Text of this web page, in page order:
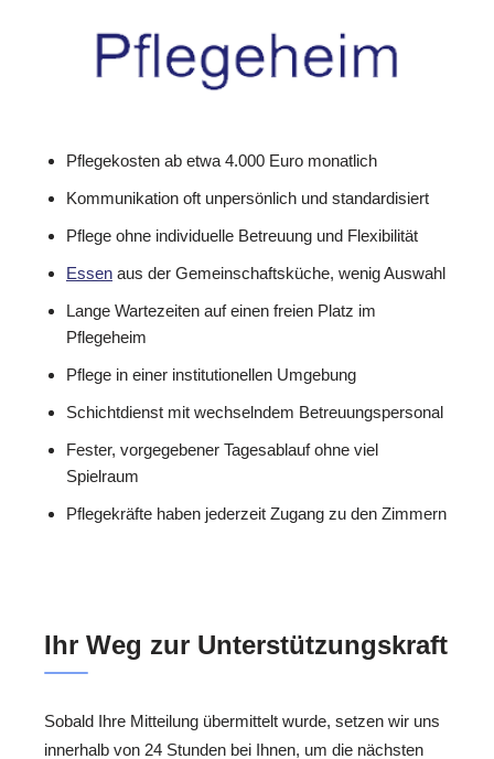
Pflegekosten ab etwa 4.000 Euro monatlich
Kommunikation oft unpersönlich und standardisiert
Pflege ohne individuelle Betreuung und Flexibilität
Essen aus der Gemeinschaftsküche, wenig Auswahl
Lange Wartezeiten auf einen freien Platz im
Pflegeheim
Pflege in einer institutionellen Umgebung
Schichtdienst mit wechselndem Betreuungspersonal
Fester, vorgegebener Tagesablauf ohne viel
Spielraum
Pflegekräfte haben jederzeit Zugang zu den Zimmern
Ihr Weg zur Unterstützungskraft
Sobald Ihre Mitteilung übermittelt wurde, setzen wir uns
innerhalb von 24 Stunden bei Ihnen, um die nächsten